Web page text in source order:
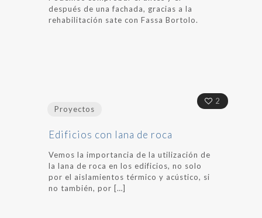
después de una fachada, gracias a la
rehabilitación sate con Fassa Bortolo.
2
Proyectos
Edificios con lana de roca
Vemos la importancia de la utilización de
la lana de roca en los edificios, no solo
por el aislamientos térmico y acústico, si
no también, por […]